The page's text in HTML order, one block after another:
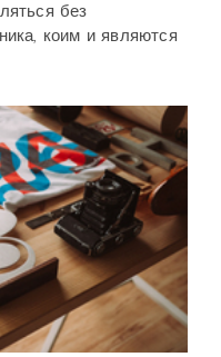
без
коим и являются